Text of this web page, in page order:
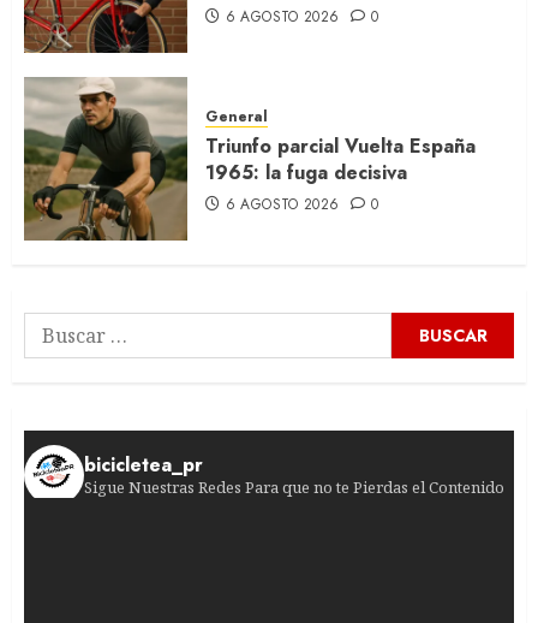
6 AGOSTO 2026 0
General
Triunfo parcial Vuelta España
1965: la fuga decisiva
6 AGOSTO 2026 0
Buscar:
bicicletea_pr
Sigue Nuestras Redes Para que no te Pierdas el Contenido